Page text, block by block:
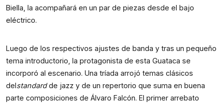
Biella, la acompañará en un par de piezas desde el bajo
eléctrico.
Luego de los respectivos ajustes de banda y tras un pequeño
tema introductorio, la protagonista de esta Guataca se
incorporó al escenario. Una tríada arrojó temas clásicos
delstandardde jazz y de un repertorio que suma en buena
parte composiciones de Álvaro Falcón. El primer arrebato